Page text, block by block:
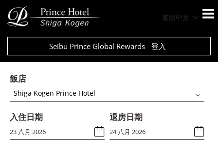
繁體中文
Seibu Prince Global Rewards 登入
飯店
Shiga Kogen Prince Hotel
入住日期 退房日期